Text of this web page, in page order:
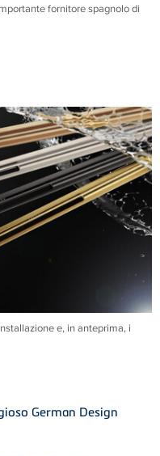
fornitore spagnolo di
e, in anteprima, i
German Design